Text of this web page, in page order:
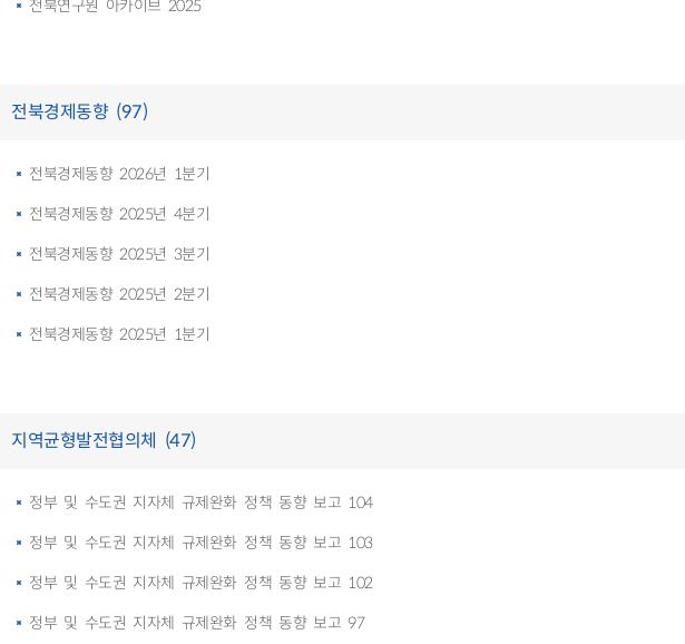
전북연구원 아카이브 2025
전북경제동향 (97)
전북경제동향 2026년 1분기
전북경제동향 2025년 4분기
전북경제동향 2025년 3분기
전북경제동향 2025년 2분기
전북경제동향 2025년 1분기
지역균형발전협의체 (47)
정부 및 수도권 지자체 규제완화 정책 동향 보고 104
정부 및 수도권 지자체 규제완화 정책 동향 보고 103
정부 및 수도권 지자체 규제완화 정책 동향 보고 102
정부 및 수도권 지자체 규제완화 정책 동향 보고 97